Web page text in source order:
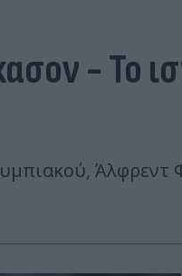
- Το
Άλφρεντ